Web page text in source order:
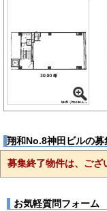
翔和No.8神田ビルの募
募集終了物件は、ござ
お気軽質問フォーム